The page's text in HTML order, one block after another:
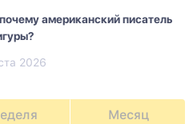
американский писатель
2026
Месяц